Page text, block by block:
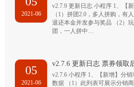
2021-06
v2.7.9 更新日志 小程序 1、【
（1）拼团2.0，多人拼购，有
退还本金并发参与奖品 （2）
团，一人拼中…
05
2021-06
v2.7.6 更新日志 票券领取
v2.7.6 小程序 1、【新增】分
数据 （1）此列表可展示分销